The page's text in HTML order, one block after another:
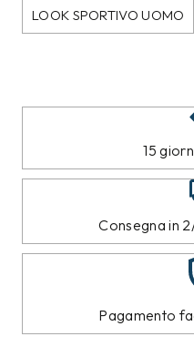
LOOK SPORTIVO UOMO
15
Consegna in
Pagamento